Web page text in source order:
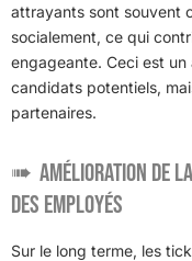
attrayants sont souvent
socialement, ce qui
engageante. Ceci est
candidats potentiels,
partenaires.
Amélioration de
des employés
Sur le long terme, les